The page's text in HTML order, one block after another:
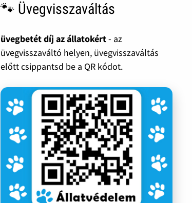
🐾 Üvegvisszaváltás
üvegbetét díj az állatokért- az
üvegvisszaváltó helyen, üvegvisszaváltás
előtt csippantsd be a QR kódot.